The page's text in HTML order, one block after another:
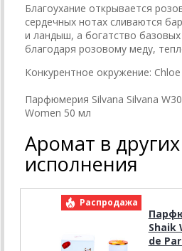
Благоухание открывается
сердечных нотах сливаются
и ландыш, а богатство базовых
благодаря розовому меду,
Конкурентное окружение:
Парфюмерия Silvana Silvana
Women 50 мл
Аромат в
исполнения
Распродажа
Shaik
de